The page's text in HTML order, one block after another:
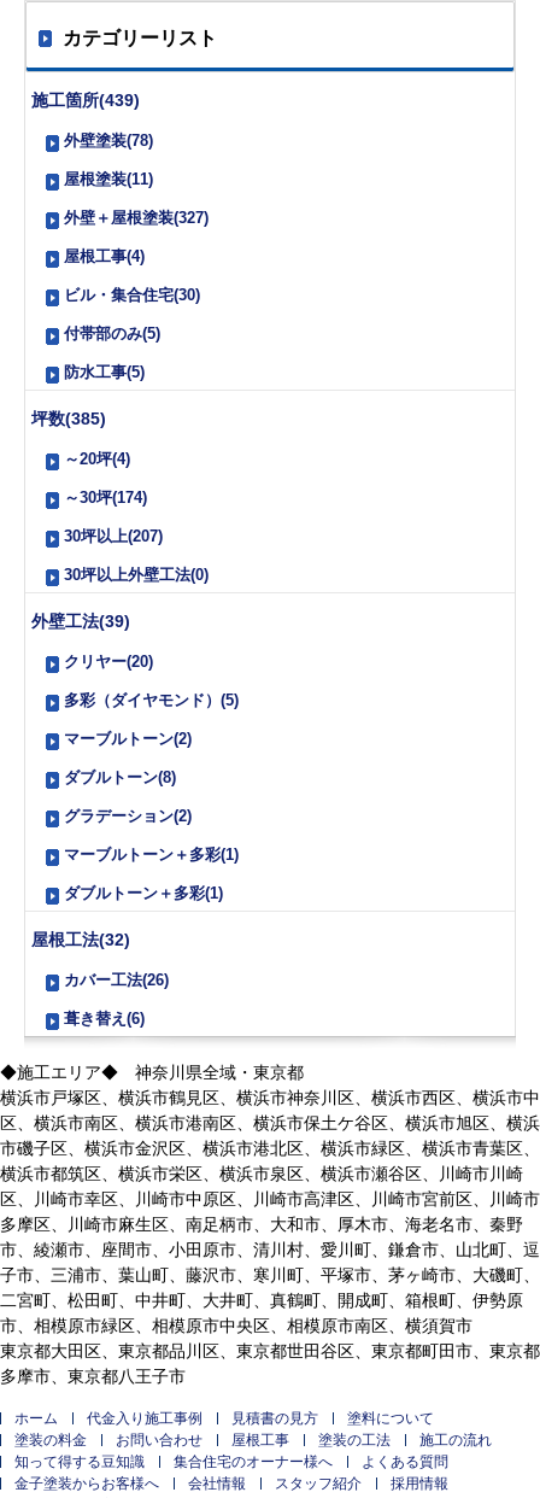
カテゴリーリスト
施工箇所(439)
外壁塗装(78)
屋根塗装(11)
外壁＋屋根塗装(327)
屋根工事(4)
ビル・集合住宅(30)
付帯部のみ(5)
防水工事(5)
坪数(385)
～20坪(4)
～30坪(174)
30坪以上(207)
30坪以上外壁工法(0)
外壁工法(39)
クリヤー(20)
多彩（ダイヤモンド）(5)
マーブルトーン(2)
ダブルトーン(8)
グラデーション(2)
マーブルトーン＋多彩(1)
ダブルトーン＋多彩(1)
屋根工法(32)
カバー工法(26)
葺き替え(6)
◆施工エリア◆ 神奈川県全域・東京都
横浜市戸塚区、横浜市鶴見区、横浜市神奈川区、横浜市西区、横浜市中
区、横浜市南区、横浜市港南区、横浜市保土ケ谷区、横浜市旭区、横浜
市磯子区、横浜市金沢区、横浜市港北区、横浜市緑区、横浜市青葉区、
横浜市都筑区、横浜市栄区、横浜市泉区、横浜市瀬谷区、川崎市川崎
区、川崎市幸区、川崎市中原区、川崎市高津区、川崎市宮前区、川崎市
多摩区、川崎市麻生区、南足柄市、大和市、厚木市、海老名市、秦野
市、綾瀬市、座間市、小田原市、清川村、愛川町、鎌倉市、山北町、逗
子市、三浦市、葉山町、藤沢市、寒川町、平塚市、茅ヶ崎市、大磯町、
二宮町、松田町、中井町、大井町、真鶴町、開成町、箱根町、伊勢原
市、相模原市緑区、相模原市中央区、相模原市南区、横須賀市
東京都大田区、東京都品川区、東京都世田谷区、東京都町田市、東京都
多摩市、東京都八王子市
ホーム 代金入り施工事例 見積書の見方
塗料について
塗装の料金
お問い合わせ 屋根工事 塗装の工法
施工の流れ
知って得する豆知識
集合住宅のオーナー様へ
よくある質問
金子塗装からお客様へ
会社情報 スタッフ紹介
採用情報